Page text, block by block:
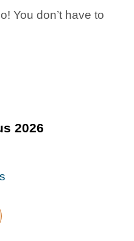
You don’t have to
2026